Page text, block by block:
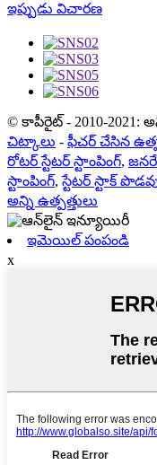
ఇప్పుడు విచారణ
© కాపీరైట్ - 2010-2021:
చిట్కాలు - ఫీచర్ చేసిన
రోటర్ స్టేటర్ స్టాంపింగ్,
స్టాంపింగ్,స్టేటర్ స్టాక్
అన్ని ఉత్పత్తులు
ఇమెయిల్ పంపండి
x